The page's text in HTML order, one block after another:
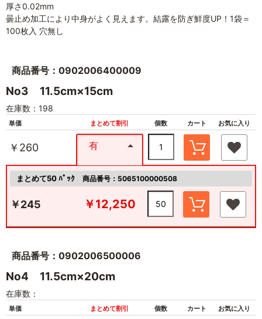
厚さ0.02mm
曇止め加工により中身がよく見えます。結露を防ぎ鮮度UP！1袋＝
100枚入 穴無し
商品番号：0902006400009
No3 11.5cm×15cm
在庫数：198
単価 まとめて割引 個数 カート お気に入り
￥260 有
まとめて50 ﾊﾟｯｸ 商品番号：5065100000508
￥245 ￥12,250
商品番号：0902006500006
No4 11.5cm×20cm
在庫数：
単価 まとめて割引 個数 カート お気に入り